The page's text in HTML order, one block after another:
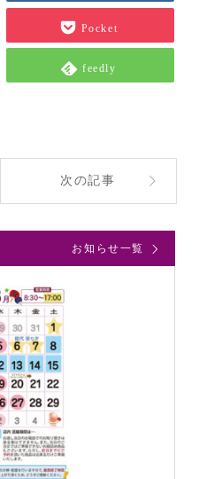
Pocket
feedly
次の記事
お知らせ一覧